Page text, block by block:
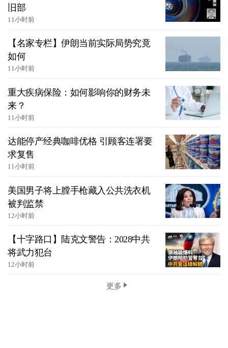
旧部
11小时前
【名家专栏】伊朗当前实际局势究竟
如何
11小时前
重大疾病保险：如何影响你的财务未
来？
11小时前
达能停产经典咖啡优格 引顾客连署要
求复售
11小时前
美国男子将上膛手枪藏入公共洗衣机
被判监禁
12小时前
【十字路口】陆克文警告：2028中共
将武力犯台
12小时前
更多